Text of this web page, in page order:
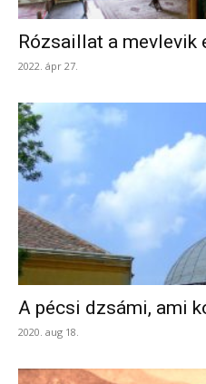
Rózsaillat a mevlevik
2022. ápr 27.
A pécsi dzsámi, ami
2020. aug 18.